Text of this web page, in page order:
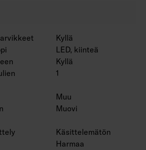
Kyllä
LED, kiinteä
Kyllä
1
Muu
Muovi
Käsittelemätön
Harmaa